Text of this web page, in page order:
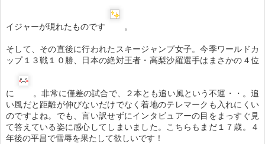
イジャーが現れたものです
。
そして、その直後に行われたスキージャンプ女子。今季ワールドカ
ップ１３戦１０勝、日本の絶対王者・高梨沙羅選手はまさかの４位
に
。非常に僅差の試合で、２本とも追い風という不運・・。追
い風だと距離が伸びないだけでなく着地のテレマークも入れにくい
のですよね。でも、言い訳せずにインタビュアーの目をまっすぐ見
て答えている姿に感心してしまいました。こちらもまだ１７歳。４
年後の平昌で雪辱を果たして欲しいです！